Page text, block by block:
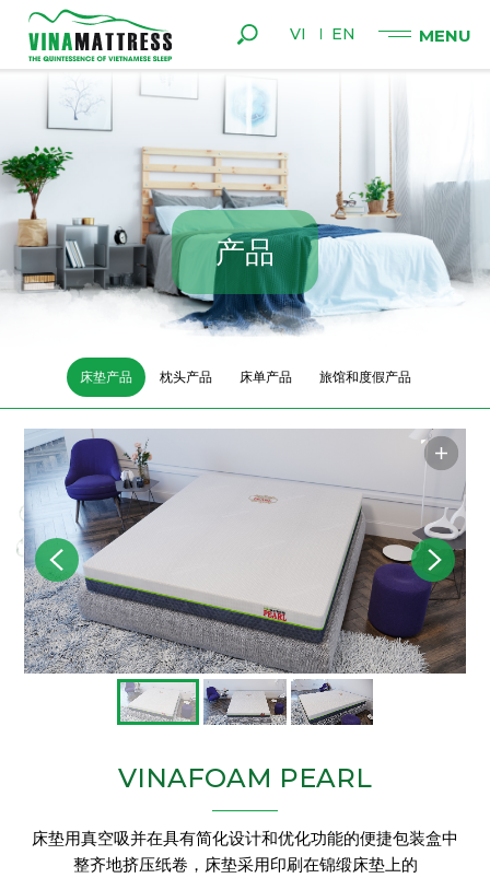
VI EN
产品
床垫产品 枕头产品 床单产品 旅馆和度假产品
VINAFOAM PEARL
床垫用真空吸并在具有简化设计和优化功能的便捷包装盒中
整齐地挤压纸卷，床垫采用印刷在锦缎床垫上的